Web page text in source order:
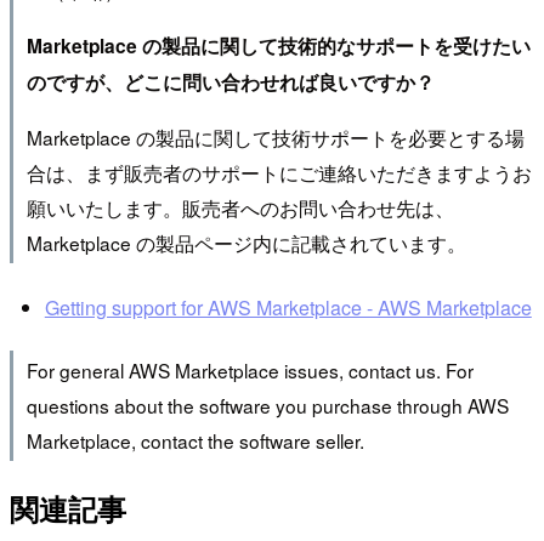
Marketplace の製品に関して技術的なサポートを受けたい
のですが、どこに問い合わせれば良いですか？
Marketplace の製品に関して技術サポートを必要とする場
合は、まず販売者のサポートにご連絡いただきますようお
願いいたします。販売者へのお問い合わせ先は、
Marketplace の製品ページ内に記載されています。
Getting support for AWS Marketplace - AWS Marketplace
For general AWS Marketplace issues, contact us. For
questions about the software you purchase through AWS
Marketplace, contact the software seller.
関連記事